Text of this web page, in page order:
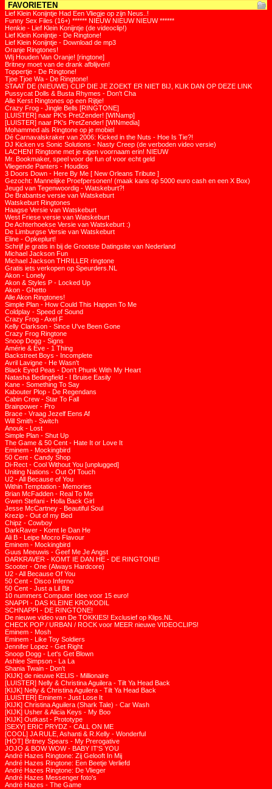
FAVORIETEN
Lief Klein Konijntje Had Een Vliegje op zijn Neus..!
Funny Sex Files (16+) ****** NIEUW NIEUW NIEUW ******
Henkie - Lief Klein Konijntje (de videoclip!)
Lief Klein Konijntje - De Ringtone!
Lief Klein Konijntje - Download de mp3
Oranje Ringtones!
WIj Houden Van Oranje! [ringtone]
Britney moet van de drank afblijven!
Toppertje - De Ringtone!
Tjoe Tjoe Wa - De Ringtone!
STAAT DE (NIEUWE) CLIP DIE JE ZOEKT ER NIET BIJ, KLIK DAN OP DEZE LINK
Pussycat Dolls & Busta Rhymes - Don't Cha
Alle Kerst Ringtones op een Rijtje!
Crazy Frog - Jingle Bells [RINGTONE]
[LUISTER] naar PK's PretZender! [WINamp]
[LUISTER] naar PK's PretZender! [WINmedia]
Mohammed als Ringtone op je mobiel
Dé Carnavalskraker van 2006: Kicked in the Nuts - Hoe Is Tie?!
DJ Kicken vs Sonic Solutions - Nasty Creep (de verboden video versie)
LACHEN! Ringtone met je eigen voornaam erin! NIEUW
Mr. Bookmaker, speel voor de fun of voor echt geld
Vliegende Panters - Houdios
3 Doors Down - Here By Me [ New Orleans Tribute ]
Gezocht: Mannelijke Proefpersonen! (maak kans op 5000 euro cash en een X Box)
Jeugd van Tegenwoordig - Watskeburt?!
De Brabantse versie van Watskeburt
Watskeburt Ringtones
Haagse Versie van Watskeburt
West Friese versie van Watskeburt
De Achterhoekse Versie van Watskeburt :)
De Limburgse Versie van Watskeburt
Eline - Opkeplurt!
Schrijf je gratis in bij de Grootste Datingsite van Nederland
Michael Jackson Fun
Michael Jackson THRILLER ringtone
Gratis iets verkopen op Speurders.NL
Akon - Lonely
Akon & Styles P - Locked Up
Akon - Ghetto
Alle Akon Ringtones!
Simple Plan - How Could This Happen To Me
Coldplay - Speed of Sound
Crazy Frog - Axel F
Kelly Clarkson - Since U've Been Gone
Crazy Frog Ringtone
Snoop Dogg - Signs
Amérie & Eve - 1 Thing
Backstreet Boys - Incomplete
Avril Lavigne - He Wasn't
Black Eyed Peas - Don't Phunk With My Heart
Natasha Bedingfield - I Bruise Easily
Kane - Something To Say
Kabouter Plop - De Regendans
Cabin Crew - Star To Fall
Brainpower - Pro
Brace - Vraag Jezelf Eens Af
Will Smith - Switch
Anouk - Lost
Simple Plan - Shut Up
The Game & 50 Cent - Hate It or Love It
Eminem - Mockingbird
50 Cent - Candy Shop
Di-Rect - Cool Without You [unplugged]
Uniting Nations - Out Of Touch
U2 - All Because of You
Within Temptation - Memories
Brian McFadden - Real To Me
Gwen Stefani - Holla Back Girl
Jesse McCartney - Beautiful Soul
Krezip - Out of my Bed
Chipz - Cowboy
DarkRaver - Komt Ie Dan He
Ali B - Leipe Mocro Flavour
Eminem - Mockingbird
Guus Meeuwis - Geef Me Je Angst
DARKRAVER - KOMT IE DAN HE - DE RINGTONE!
Scooter - One (Always Hardcore)
U2 - All Because Of You
50 Cent - Disco Inferno
50 Cent - Just a Lil Bit
10 nummers Computer Idee voor 15 euro!
SNAPPI - DAS KLEINE KROKODIL
SCHNAPPI - DE RINGTONE!
De nieuwe video van De TOKKIES! Exclusief op Klips.NL
CHECK POP / URBAN / ROCK voor MEER nieuwe VIDEOCLIPS!
Eminem - Mosh
Eminem - Like Toy Soldiers
Jennifer Lopez - Get Right
Snoop Dogg - Let's Get Blown
Ashlee Simpson - La La
Shania Twain - Don't
[KIJK] de nieuwe KELIS - Millionaire
[LUISTER] Nelly & Christina Aguilera - Tilt Ya Head Back
[KIJK] Nelly & Christina Aguilera - Tilt Ya Head Back
[LUISTER] Eminem - Just Lose It
[KIJK] Christina Aguilera (Shark Tale) - Car Wash
[KIJK] Usher & Alicia Keys - My Boo
[KIJK] Outkast - Prototype
[SEXY] ERIC PRYDZ - CALL ON ME
[COOL] JA RULE, Ashanti & R.Kelly - Wonderful
[HOT] Britney Spears - My Prerogative
JOJO & BOW WOW - BABY IT'S YOU
André Hazes Ringtone: Zij Gelooft In Mij
André Hazes Ringtone: Een Beetje Verliefd
André Hazes Ringtone: De Vlieger
André Hazes Messenger foto's
André Hazes - The Game